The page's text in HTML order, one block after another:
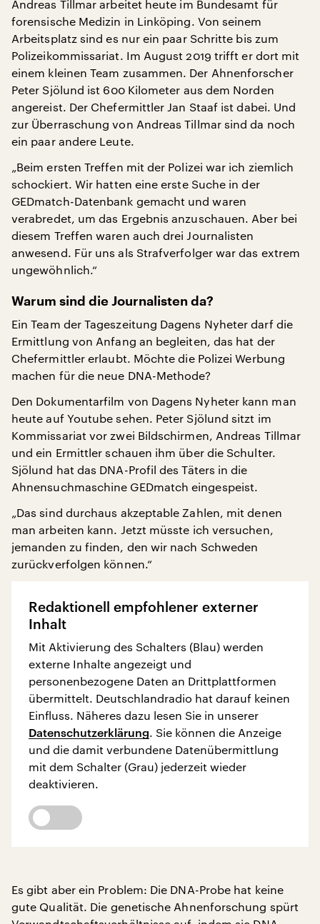
Andreas Tillmar arbeitet heute im Bundesamt für
forensische Medizin in Linköping. Von seinem
Arbeitsplatz sind es nur ein paar Schritte bis zum
Polizeikommissariat. Im August 2019 trifft er dort mit
einem kleinen Team zusammen. Der Ahnenforscher
Peter Sjölund ist 600 Kilometer aus dem Norden
angereist. Der Chefermittler Jan Staaf ist dabei. Und
zur Überraschung von Andreas Tillmar sind da noch
ein paar andere Leute.
„Beim ersten Treffen mit der Polizei war ich ziemlich
schockiert. Wir hatten eine erste Suche in der
GEDmatch-Datenbank gemacht und waren
verabredet, um das Ergebnis anzuschauen. Aber bei
diesem Treffen waren auch drei Journalisten
anwesend. Für uns als Strafverfolger war das extrem
ungewöhnlich.“
Warum sind die Journalisten da?
Ein Team der Tageszeitung Dagens Nyheter darf die
Ermittlung von Anfang an begleiten, das hat der
Chefermittler erlaubt. Möchte die Polizei Werbung
machen für die neue DNA-Methode?
Den Dokumentarfilm von Dagens Nyheter kann man
heute auf Youtube sehen. Peter Sjölund sitzt im
Kommissariat vor zwei Bildschirmen, Andreas Tillmar
und ein Ermittler schauen ihm über die Schulter.
Sjölund hat das DNA-Profil des Täters in die
Ahnensuchmaschine GEDmatch eingespeist.
„Das sind durchaus akzeptable Zahlen, mit denen
man arbeiten kann. Jetzt müsste ich versuchen,
jemanden zu finden, den wir nach Schweden
zurückverfolgen können.“
Redaktionell empfohlener externer
Inhalt
Mit Aktivierung des Schalters (Blau) werden
externe Inhalte angezeigt und
personenbezogene Daten an Drittplattformen
übermittelt. Deutschlandradio hat darauf keinen
Einfluss. Näheres dazu lesen Sie in unserer
Datenschutzerklärung. Sie können die Anzeige
und die damit verbundene Datenübermittlung
mit dem Schalter (Grau) jederzeit wieder
deaktivieren.
Es gibt aber ein Problem: Die DNA-Probe hat keine
gute Qualität. Die genetische Ahnenforschung spürt